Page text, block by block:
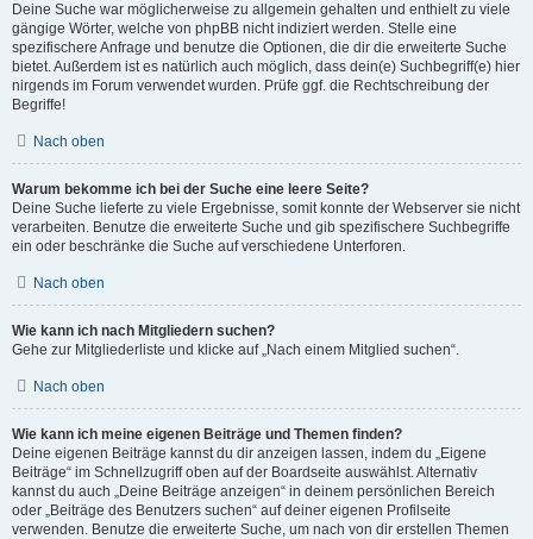
Deine Suche war möglicherweise zu allgemein gehalten und enthielt zu viele
gängige Wörter, welche von phpBB nicht indiziert werden. Stelle eine
spezifischere Anfrage und benutze die Optionen, die dir die erweiterte Suche
bietet. Außerdem ist es natürlich auch möglich, dass dein(e) Suchbegriff(e) hier
nirgends im Forum verwendet wurden. Prüfe ggf. die Rechtschreibung der
Begriffe!
Nach oben
Warum bekomme ich bei der Suche eine leere Seite?
Deine Suche lieferte zu viele Ergebnisse, somit konnte der Webserver sie nicht
verarbeiten. Benutze die erweiterte Suche und gib spezifischere Suchbegriffe
ein oder beschränke die Suche auf verschiedene Unterforen.
Nach oben
Wie kann ich nach Mitgliedern suchen?
Gehe zur Mitgliederliste und klicke auf „Nach einem Mitglied suchen“.
Nach oben
Wie kann ich meine eigenen Beiträge und Themen finden?
Deine eigenen Beiträge kannst du dir anzeigen lassen, indem du „Eigene
Beiträge“ im Schnellzugriff oben auf der Boardseite auswählst. Alternativ
kannst du auch „Deine Beiträge anzeigen“ in deinem persönlichen Bereich
oder „Beiträge des Benutzers suchen“ auf deiner eigenen Profilseite
verwenden. Benutze die erweiterte Suche, um nach von dir erstellen Themen